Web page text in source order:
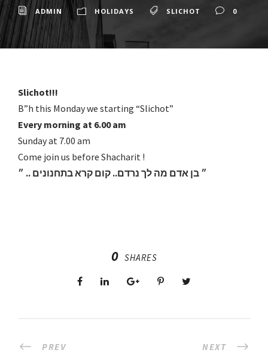
ADMIN HOLIDAYS SLICHOT 0
Slichot!!!
B”h this Monday we starting “Slichot”
Every morning at 6.00 am
Sunday at 7.00 am
Come join us before Shacharit !
״ בן אדם מה לך נרדם.. קום קרא בתחנונים .. ״
0 SHARES
PREV NEXT